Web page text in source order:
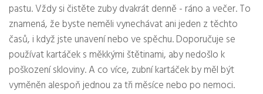
pastu. Vždy si čistěte zuby dvakrát denně - ráno a večer. To
znamená, že byste neměli vynechávat ani jeden z těchto
časů, i když jste unavení nebo ve spěchu. Doporučuje se
používat kartáček s měkkými štětinami, aby nedošlo k
poškození skloviny. A co více, zubní kartáček by měl být
vyměněn alespoň jednou za tři měsíce nebo po nemoci.